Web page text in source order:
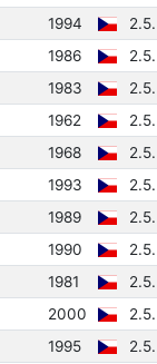
1994
1986
1983
1962
1968
1993
1989
1990
1981
2000
1995